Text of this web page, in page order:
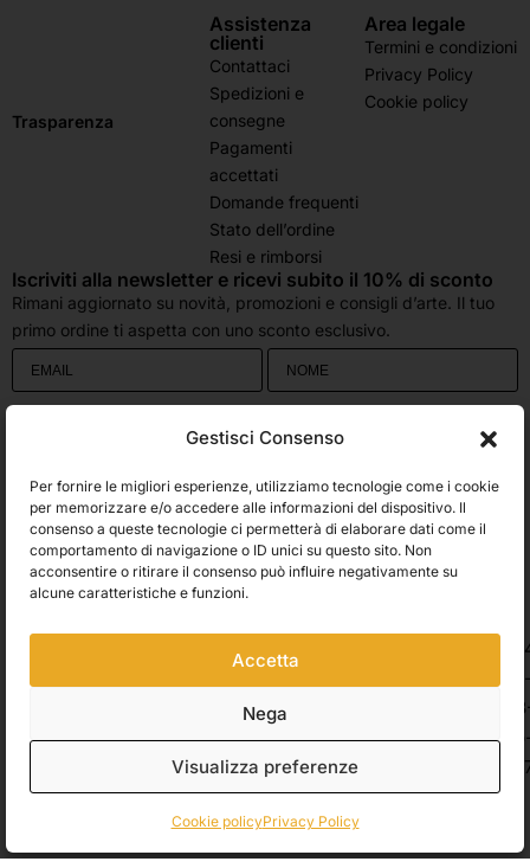
Gestisci Consenso
Per fornire le migliori esperienze, utilizziamo tecnologie come i cookie
per memorizzare e/o accedere alle informazioni del dispositivo. Il
consenso a queste tecnologie ci permetterà di elaborare dati come il
comportamento di navigazione o ID unici su questo sito. Non
acconsentire o ritirare il consenso può influire negativamente su
alcune caratteristiche e funzioni.
Accetta
Nega
Visualizza preferenze
Cookie policyPrivacy Policy
Trasparenza
Assistenza
clienti
Contattaci
Spedizioni e
consegne
Pagamenti
accettati
Domande frequenti
Stato dell’ordine
Resi e rimborsi
Area legale
Termini e condizioni
Privacy Policy
Cookie policy
Iscriviti alla newsletter e ricevi subito il 10% di sconto
Rimani aggiornato su novità, promozioni e consigli d’arte. Il tuo
primo ordine ti aspetta con uno sconto esclusivo.
accetti che i dati personali da te forniti vengano trasferiti a Brevo per il
Accetto le condizioni generali e di ricevere le Newsletters.
ISCRIVITI
Spedizioni
© 2026 Belle Arti Corbara, IT03736520408 – REA: FO – 314246. All rights